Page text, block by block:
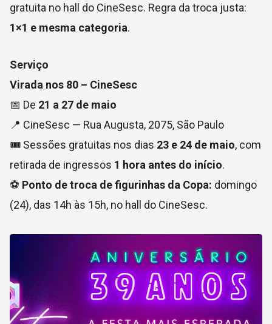
gratuita no hall do CineSesc. Regra da troca justa:
1×1 e mesma categoria.
Serviço
Virada nos 80 – CineSesc
📅 De 21 a 27 de maio
📍 CineSesc — Rua Augusta, 2075, São Paulo
🎟️ Sessões gratuitas nos dias 23 e 24 de maio, com
retirada de ingressos 1 hora antes do início.
⚽ Ponto de troca de figurinhas da Copa: domingo
(24), das 14h às 15h, no hall do CineSesc.